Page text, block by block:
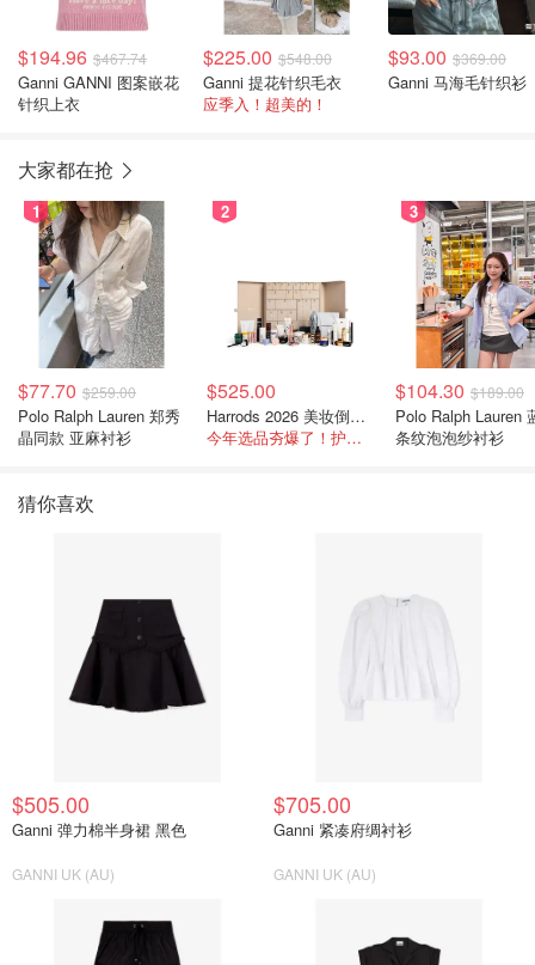
$194.96 $467.74
Ganni GANNI 图案嵌花
针织上衣
$225.00 $548.00
Ganni 提花针织毛衣
应季入！超美的！
$93.00 $369.00
Ganni 马海毛针织衫
大家都在抢
1
$77.70 $259.00
Polo Ralph Lauren 郑秀
晶同款 亚麻衬衫
2
$525.00
Harrods 2026 美妆倒数日历
今年选品夯爆了！护肤全线都很绝
3
$104.30 $189.00
Polo Ralph Lauren
条纹泡泡纱衬衫
猜你喜欢
$505.00
Ganni 弹力棉半身裙 黑色
GANNI UK (AU)
$705.00
Ganni 紧凑府绸衬衫
GANNI UK (AU)